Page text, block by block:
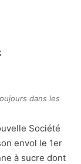
dans les
Société
envol le 1er
à sucre dont